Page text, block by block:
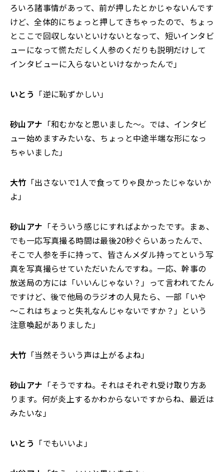
ろいろ諸事情があって、前が押したとかじゃないんです
けど、全体的にちょっと押してきちゃったので、ちょっ
とここで回収しないといけないとなって、短いインタビ
ューになって慌ただしく人参のくだりも説明だけして
インタビューに入らないといけなかったんで」
いとう 「逆に恥ずかしい」
砂山アナ 「和むかなと思いました～。では、インタビ
ュー始めますみたいな、ちょっと中途半端な形になっ
ちゃいました」
大竹 「出さないで1人で食ってりゃ良かったじゃないか
よ」
砂山アナ 「そういう感じにすればよかったです。まぁ、
でも一応写真撮る時間は最後20秒ぐらいあったんで、
そこで人参を手に持って、皆さんメダル持ってという写
真を写真撮らせていただいたんですね。一応、幹事の
放送局の方には「いいんじゃない？」って言われてたん
ですけど、後で他局のラジオの人見たら、一部「いや
～これはちょっと失礼なんじゃないですか？」という
注意喚起がありました」
大竹 「当然そういう声は上がるよね」
砂山アナ 「そうですね。それはそれぞれ受け取り方あ
ります。何が炎上するかわからないですからね、最近は
みたいな」
いとう 「でもいいよ」